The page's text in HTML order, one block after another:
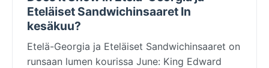
Eteläiset Sandwichinsaaret In
kesäkuu?
Etelä-Georgia ja Eteläiset Sandwichinsaaret on
runsaan lumen kourissa June: King Edward